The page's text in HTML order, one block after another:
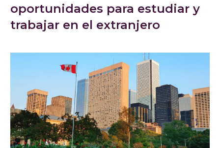
oportunidades para estudiar y
trabajar en el extranjero